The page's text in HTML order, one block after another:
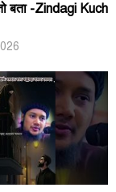
बता -Zindagi Kuch